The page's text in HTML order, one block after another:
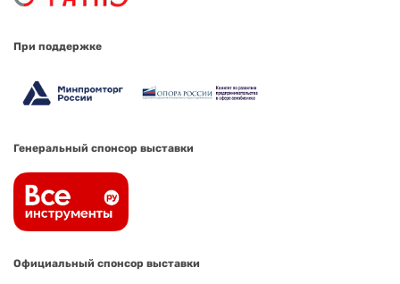
При поддержке
Генеральный спонсор выставки
Официальный спонсор выставки